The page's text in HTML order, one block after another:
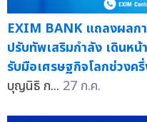
EXIM BANK แถลงผลก
ปรับทัพเสริมกำลัง เดินห
รับมือเศรษฐกิจโลกช่วงค
บุญนิธิ ก... 27 ก.ค.